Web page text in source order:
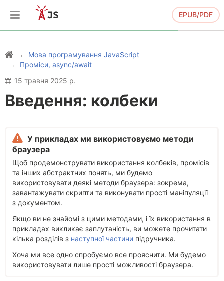
EPUB/PDF
Мова програмування JavaScript
Проміси, async/await
15 травня 2025 р.
Введення: колбеки
У прикладах ми використовуємо методи
браузера
Щоб продемонструвати використання колбеків, промісів
та інших абстрактних понять, ми будемо
використовувати деякі методи браузера: зокрема,
завантажувати скрипти та виконувати прості маніпуляції
з документом.
Якщо ви не знайомі з цими методами, і їх використання в
прикладах викликає заплутаність, ви можете прочитати
кілька розділів з наступної частини підручника.
Хоча ми все одно спробуємо все прояснити. Ми будемо
використовувати лише прості можливості браузера.